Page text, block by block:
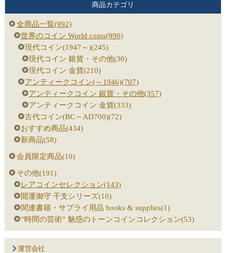
商品カテゴリ
全商品一覧(992)
世界のコイン World coins(990)
現代コイン(1947～)(245)
現代コイン 銀貨・その他(30)
現代コイン 金貨(210)
アンティークコイン(～1946)(707)
アンティークコイン 銀貨・その他(357)
アンティークコイン 金貨(333)
古代コイン(BC～AD700)(72)
おすすめ商品(434)
新商品(58)
会員限定商品(10)
その他(191)
レアコインセレクション(143)
開運御守 干支シリーズ(10)
関連書籍・サプライ用品 books & supplies(1)
”時間の芸術” 魅惑のトーンコインコレクション(53)
運営会社